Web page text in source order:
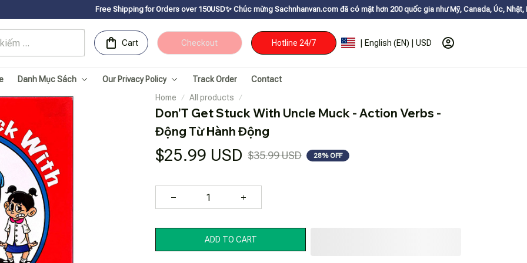
Free Shipping for Orders over 150USDㅤ✨ Chúc mừng Sachnhanvan.com đã có mặt hơn 200 quốc gia như Mỹ, Canada, Úc, Nhật, Hàn, và các nước
Cart Checkout Hotline 24/7 | English (EN) | USD
Danh Mục Sách Our Privacy Policy Track Order
Contact
Home
All products
Don'T Get Stuck With Uncle Muck - Action Verbs -
Động Từ Hành Động
$25.99 USD $35.99 USD 28% OFF
ADD TO CART